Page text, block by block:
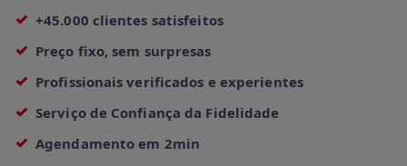
+45.000 clientes satisfeitos
Preço fixo, sem surpresas
Profissionais verificados e experientes
Serviço de Confiança da Fidelidade
Agendamento em 2min